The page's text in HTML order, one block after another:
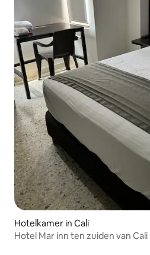
Hotelkamer in Cali
Hotel Mar inn ten zuiden van Cali